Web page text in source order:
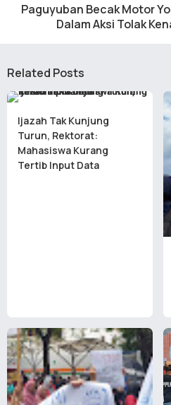
Paguyuban Becak Motor
Dalam Aksi Tolak
Related Posts
Ijazah Tak Kunjung
Turun, Rektorat:
Mahasiswa Kurang
Tertib Input Data